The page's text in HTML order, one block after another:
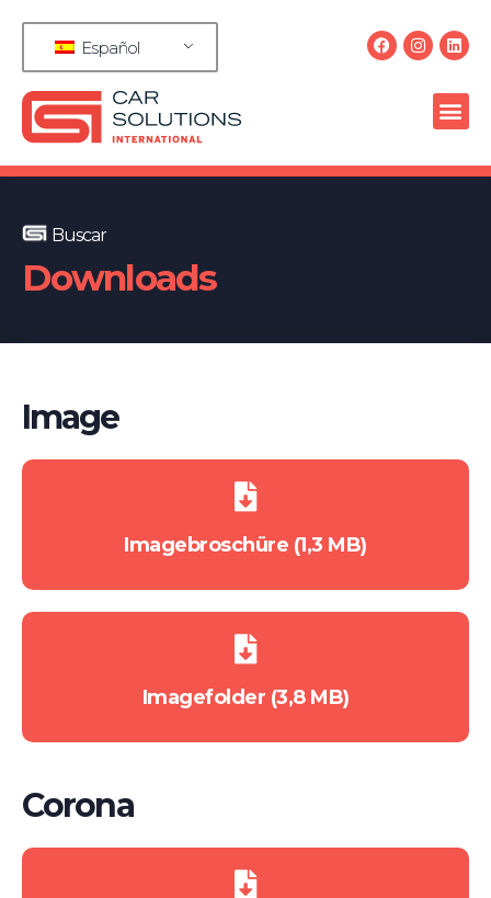
Español
Buscar
Downloads
Image
Imagebroschüre (1,3 MB)
Imagefolder (3,8 MB)
Corona